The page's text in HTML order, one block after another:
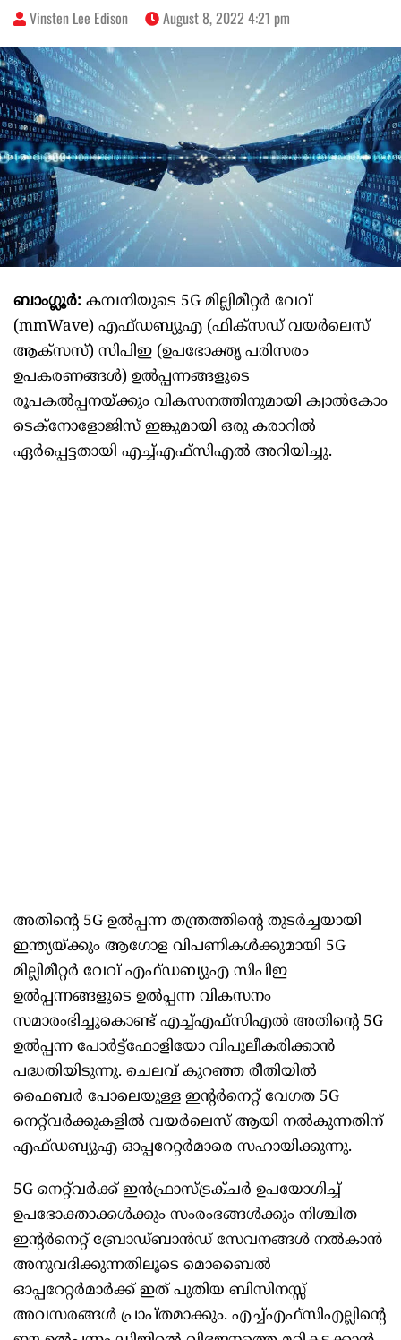
Vinsten Lee Edison August 8, 2022 4:21 pm
ബാംഗ്ലൂർ: കമ്പനിയുടെ 5G മില്ലിമീറ്റർ വേവ്
(mmWave) എഫ്ഡബ്യുഎ (ഫിക്സഡ് വയർലെസ്
ആക്സസ്) സിപിഇ (ഉപഭോക്തൃ പരിസരം
ഉപകരണങ്ങൾ) ഉൽപ്പന്നങ്ങളുടെ
രൂപകൽപ്പനയ്ക്കും വികസനത്തിനുമായി ക്വാൽകോം
ടെക്നോളോജിസ് ഇങ്കുമായി ഒരു കരാറിൽ
ഏർപ്പെട്ടതായി എച്ച്എഫ്സിഎൽ അറിയിച്ചു.
അതിന്റെ 5G ഉൽപ്പന്ന തന്ത്രത്തിന്റെ തുടർച്ചയായി
ഇന്ത്യയ്ക്കും ആഗോള വിപണികൾക്കുമായി 5G
മില്ലിമീറ്റർ വേവ് എഫ്ഡബ്യുഎ സിപിഇ
ഉൽപ്പന്നങ്ങളുടെ ഉൽപ്പന്ന വികസനം
സമാരംഭിച്ചുകൊണ്ട് എച്ച്എഫ്സിഎൽ അതിന്റെ 5G
ഉൽപ്പന്ന പോർട്ട്‌ഫോളിയോ വിപുലീകരിക്കാൻ
പദ്ധതിയിടുന്നു. ചെലവ് കുറഞ്ഞ രീതിയിൽ
ഫൈബർ പോലെയുള്ള ഇന്റർനെറ്റ് വേഗത 5G
നെറ്റ്‌വർക്കുകളിൽ വയർലെസ് ആയി നൽകുന്നതിന്
എഫ്ഡബ്യുഎ ഓപ്പറേറ്റർമാരെ സഹായിക്കുന്നു.
5G നെറ്റ്‌വർക്ക് ഇൻഫ്രാസ്ട്രക്ചർ ഉപയോഗിച്ച്
ഉപഭോക്താക്കൾക്കും സംരംഭങ്ങൾക്കും നിശ്ചിത
ഇന്റർനെറ്റ് ബ്രോഡ്‌ബാൻഡ് സേവനങ്ങൾ നൽകാൻ
അനുവദിക്കുന്നതിലൂടെ മൊബൈൽ
ഓപ്പറേറ്റർമാർക്ക് ഇത് പുതിയ ബിസിനസ്സ്
അവസരങ്ങൾ പ്രാപ്‌തമാക്കും. എച്ച്എഫ്സിഎല്ലിന്റെ